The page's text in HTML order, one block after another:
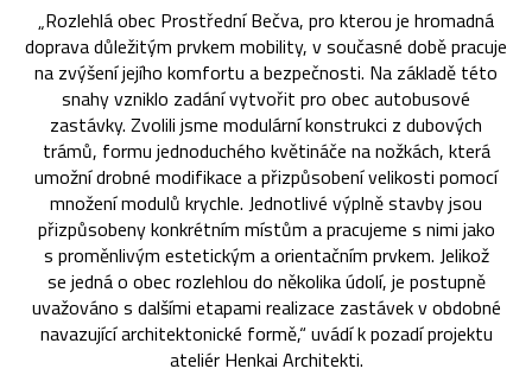
„Rozlehlá obec Prostřední Bečva, pro kterou je hromadná
doprava důležitým prvkem mobility, v současné době pracuje
na zvýšení jejího komfortu a bezpečnosti. Na základě této
snahy vzniklo zadání vytvořit pro obec autobusové
zastávky. Zvolili jsme modulární konstrukci z dubových
trámů, formu jednoduchého květináče na nožkách, která
umožní drobné modifikace a přizpůsobení velikosti pomocí
množení modulů krychle. Jednotlivé výplně stavby jsou
přizpůsobeny konkrétním místům a pracujeme s nimi jako
s proměnlivým estetickým a orientačním prvkem. Jelikož
se jedná o obec rozlehlou do několika údolí, je postupně
uvažováno s dalšími etapami realizace zastávek v obdobné
navazující architektonické formě,“ uvádí k pozadí projektu
ateliér Henkai Architekti.